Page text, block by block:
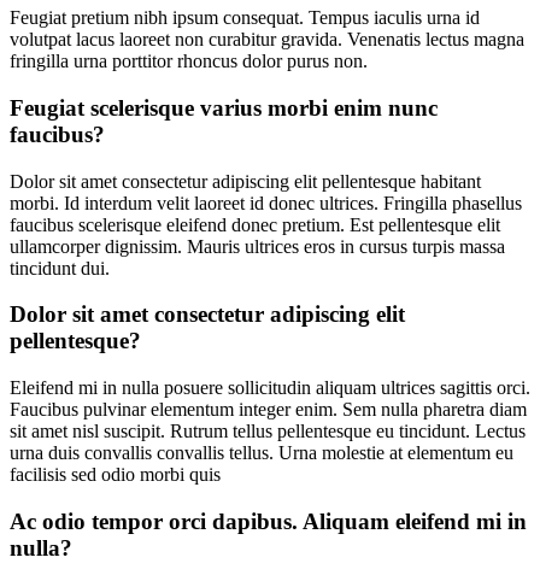
Feugiat pretium nibh ipsum consequat. Tempus iaculis urna id
volutpat lacus laoreet non curabitur gravida. Venenatis lectus magna
fringilla urna porttitor rhoncus dolor purus non.
Feugiat scelerisque varius morbi enim nunc
faucibus?
Dolor sit amet consectetur adipiscing elit pellentesque habitant
morbi. Id interdum velit laoreet id donec ultrices. Fringilla phasellus
faucibus scelerisque eleifend donec pretium. Est pellentesque elit
ullamcorper dignissim. Mauris ultrices eros in cursus turpis massa
tincidunt dui.
Dolor sit amet consectetur adipiscing elit
pellentesque?
Eleifend mi in nulla posuere sollicitudin aliquam ultrices sagittis orci.
Faucibus pulvinar elementum integer enim. Sem nulla pharetra diam
sit amet nisl suscipit. Rutrum tellus pellentesque eu tincidunt. Lectus
urna duis convallis convallis tellus. Urna molestie at elementum eu
facilisis sed odio morbi quis
Ac odio tempor orci dapibus. Aliquam eleifend mi in
nulla?